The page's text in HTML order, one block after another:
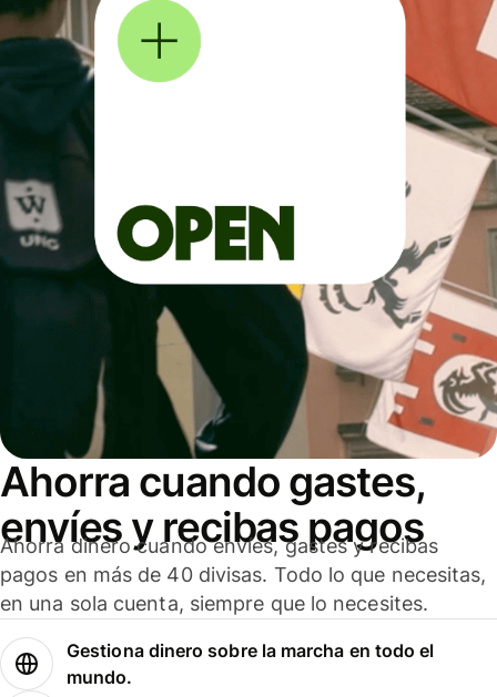
Ahorra cuando gastes,
envíes y recibas pagos
Ahorra dinero cuando envíes, gastes y recibas
pagos en más de 40 divisas. Todo lo que necesitas,
en una sola cuenta, siempre que lo necesites.
Gestiona dinero sobre la marcha en todo el
mundo.